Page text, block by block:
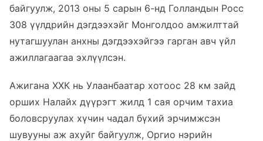
байгуулж, 2013 оны 5 сарын 6-нд Голландын Росс
308 үүлдрийн дэгдээхэйг Монголдоо амжилттай
нутагшуулан анхны дэгдээхэйгээ гарган авч үйл
ажиллагаагаа эхлүүлсэн.
Ажигана ХХК нь Улаанбаатар хотоос 28 км зайд
орших Налайх дүүрэгт жилд 1 сая орчим тахиа
боловсруулах хүчин чадал бүхий эрчимжсэн
шувууны аж ахуйг байгуулж, Оргио нэрийн